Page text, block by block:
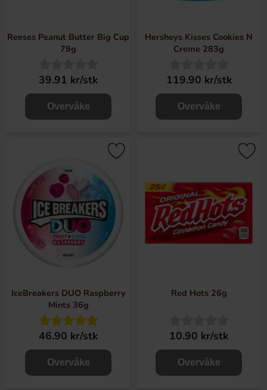
Reeses Peanut Butter Big Cup
79g
39.91 kr/stk
Overvåke
Hersheys Kisses Cookies N
Creme 283g
119.90 kr/stk
Overvåke
IceBreakers DUO Raspberry
Mints 36g
46.90 kr/stk
Overvåke
Red Hots 26g
10.90 kr/stk
Overvåke